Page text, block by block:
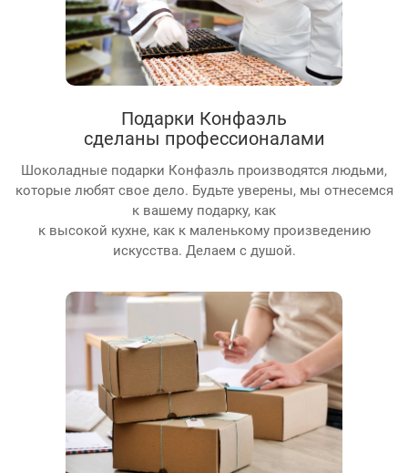
Подарки Конфаэль
сделаны профессионалами
Шоколадные подарки Конфаэль производятся людьми,
которые любят свое дело. Будьте уверены, мы отнесемся
к вашему подарку, как
к высокой кухне, как к маленькому произведению
искусства. Делаем с душой.